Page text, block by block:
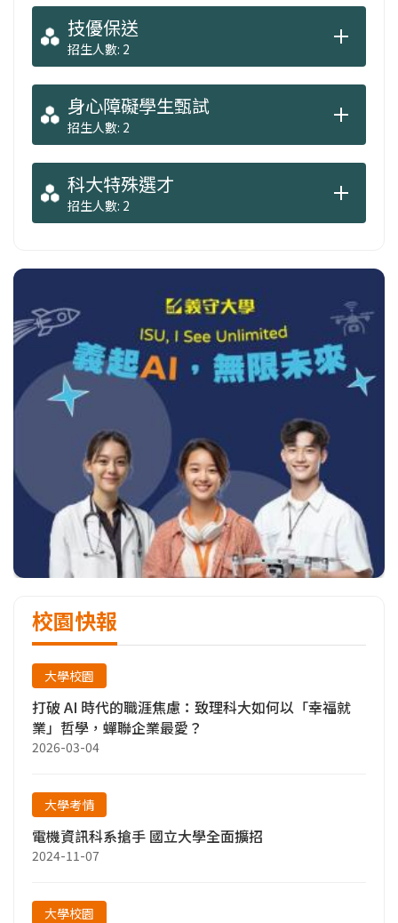
技優保送
招生人數: 2
身心障礙學生甄試
招生人數: 2
科大特殊選才
招生人數: 2
校園快報
大學校園
打破 AI 時代的職涯焦慮：致理科大如何以「幸福就
業」哲學，蟬聯企業最愛？
2026-03-04
大學考情
電機資訊科系搶手 國立大學全面擴招
2024-11-07
大學校園